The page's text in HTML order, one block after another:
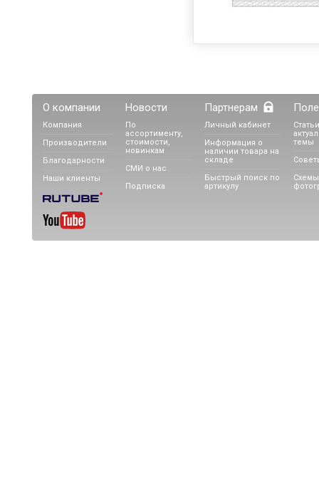
О компании
Компания
Производители
Благодарности
Наши клиенты
Новости
По
ассортименту,
стоимости,
новинкам
СМИ о нас
Подписка
Партнерам
Личный кабинет
Информация о
наличии товара на
складе
Быстрый поиск по
артикулу
темы